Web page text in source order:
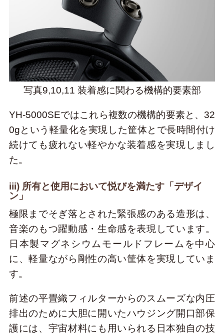
写真9,10,11 装着感に関わる機構的要素部
YH-5000SEではこれら複数の機構的要素と、32
0gという軽量化を実現した筐体とで長時間付け
続けても疲れない軽やかな装着感を実現しまし
た。
iii) 所有と使用において悦びを満たす「デザイ
ン」
極限までそぎ落とされた緊張感のある造形は、
音楽のもつ躍動感・生命感を表現しています。
日本製マグネシウムモールドフレームを中心
に、軽量ながら剛性の高い筐体を実現していま
す。
前述の平畳織フィルターからのスムーズな内圧
排出のために大胆に開いたハウジング開口部保
護には、宇宙材料にも用いられる日本独自の技